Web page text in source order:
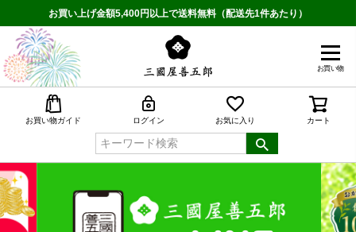
お買い上げ金額5,400円以上で送料無料（配送先1件あたり）
お買い物
お買い物ガイド ログイン お気に入り カート